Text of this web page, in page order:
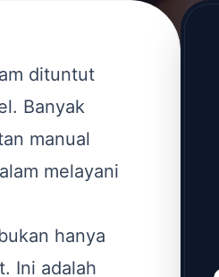
dituntut
Banyak
manual
melayani
hanya
Ini adalah